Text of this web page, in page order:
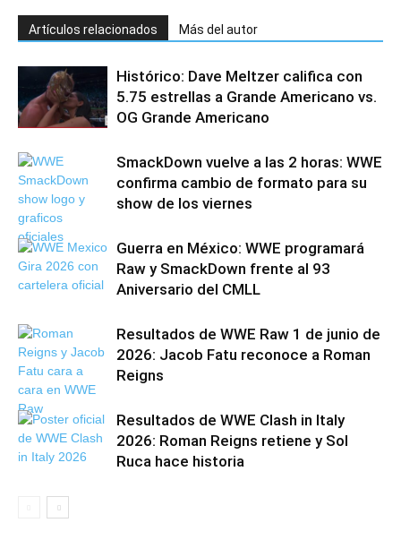
Artículos relacionados Más del autor
Histórico: Dave Meltzer califica con
5.75 estrellas a Grande Americano vs.
OG Grande Americano
SmackDown vuelve a las 2 horas: WWE
confirma cambio de formato para su
show de los viernes
Guerra en México: WWE programará
Raw y SmackDown frente al 93
Aniversario del CMLL
Resultados de WWE Raw 1 de junio de
2026: Jacob Fatu reconoce a Roman
Reigns
Resultados de WWE Clash in Italy
2026: Roman Reigns retiene y Sol
Ruca hace historia